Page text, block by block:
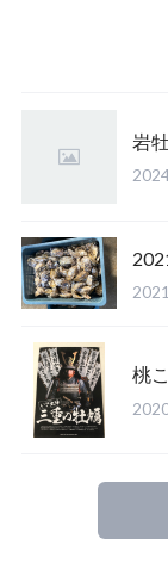
岩
桃